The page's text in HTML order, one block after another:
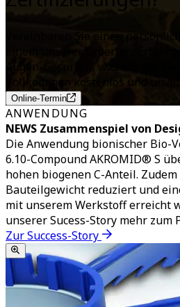
Vereinbaren Sie einen
einem unserer Experten.
Augen-Gespräch, was wir für Sie
Vollkommen kostenlos und
Online-Termin
ANWENDUNG
NEWS Zusammenspiel von
Die Anwendung bionischer Bio-
6.10-Compound AKROMID® S
hohen biogenen C-Anteil.
Bauteilgewicht reduziert und
mit unserem Werkstoff erreicht
unserer Sucess-Story mehr zum
Zur Success-Story